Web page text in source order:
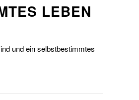
LEBEN
und ein selbstbestimmtes